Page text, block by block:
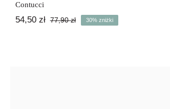
Contucci
77,90złPierwotna
54,50 zł
Aktualna
30% zniżki